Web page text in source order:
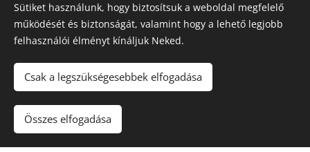
Sütiket használunk, hogy biztosítsuk a weboldal megfelelő
működését és biztonságát, valamint hogy a lehető legjobb
felhasználói élményt kínáljuk Neked.
Csak a legszükségesebbek elfogadása
Összes elfogadása